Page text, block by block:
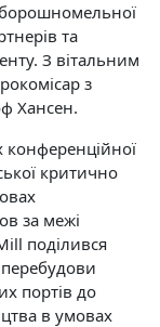
та
З вітальним
з
Хансен.
конференційної
критично
за межі
поділився
портів до
в умовах